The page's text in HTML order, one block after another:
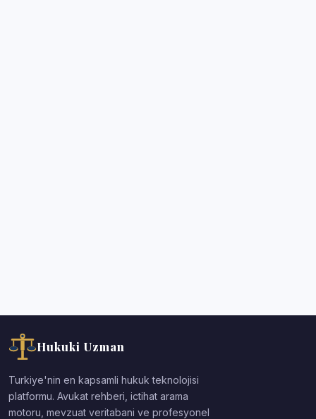
Hukuki Uzman
Turkiye'nin en kapsamli hukuk teknolojisi
platformu. Avukat rehberi, ictihat arama
motoru, mevzuat veritabani ve profesyonel